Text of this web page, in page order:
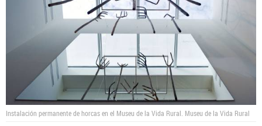
Instalación permanente de horcas en el Museu de la Vida Rural. Museu de la Vida Rural